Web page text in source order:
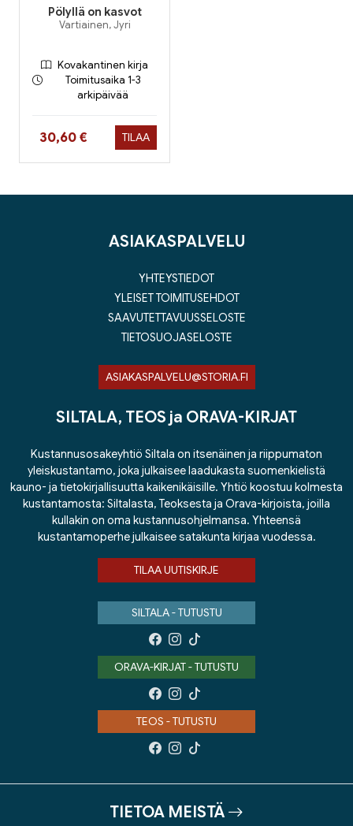
Pölyllä on kasvot
Vartiainen, Jyri
Kovakantinen kirja
Toimitusaika 1-3
arkipäivää
Hinta nyt
30,60 € TILAA
ASIAKASPALVELU
YHTEYSTIEDOT
YLEISET TOIMITUSEHDOT
SAAVUTETTAVUUSSELOSTE
TIETOSUOJASELOSTE
ASIAKASPALVELU@STORIA.FI
SILTALA, TEOS ja ORAVA-KIRJAT
Kustannusosakeyhtiö Siltala on itsenäinen ja riippumaton
yleiskustantamo, joka julkaisee laadukasta suomenkielistä
kauno- ja tietokirjallisuutta kaikenikäisille. Yhtiö koostuu kolmesta
kustantamosta: Siltalasta, Teoksesta ja Orava-kirjoista, joilla
kullakin on oma kustannusohjelmansa. Yhteensä
kustantamoperhe julkaisee satakunta kirjaa vuodessa.
TILAA UUTISKIRJE
SILTALA - TUTUSTU
ORAVA-KIRJAT - TUTUSTU
TEOS - TUTUSTU
TIETOA MEISTÄ